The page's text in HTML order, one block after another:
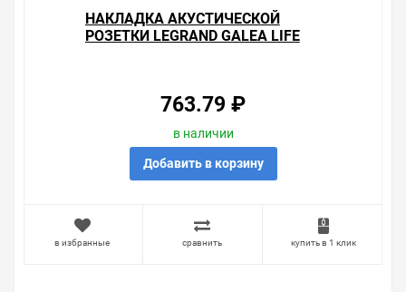
НАКЛАДКА АКУСТИЧЕСКОЙ
РОЗЕТКИ LEGRAND GALEA LIFE
763.79 ₽
в наличии
Добавить в корзину
в избранные сравнить купить в 1 клик